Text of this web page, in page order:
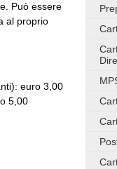
Può essere
al proprio
euro 3,00
5,00